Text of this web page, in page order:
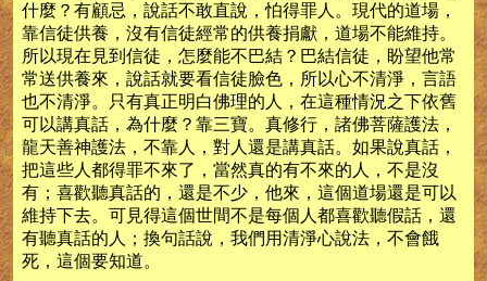
什麼？有顧忌，說話不敢直說，怕得罪人。現代的道場，
靠信徒供養，沒有信徒經常的供養捐獻，道場不能維持。
所以現在見到信徒，怎麼能不巴結？巴結信徒，盼望他常
常送供養來，說話就要看信徒臉色，所以心不清淨，言語
也不清淨。只有真正明白佛理的人，在這種情況之下依舊
可以講真話，為什麼？靠三寶。真修行，諸佛菩薩護法，
龍天善神護法，不靠人，對人還是講真話。如果說真話，
把這些人都得罪不來了，當然真的有不來的人，不是沒
有；喜歡聽真話的，還是不少，他來，這個道場還是可以
維持下去。可見得這個世間不是每個人都喜歡聽假話，還
有聽真話的人；換句話說，我們用清淨心說法，不會餓
死，這個要知道。